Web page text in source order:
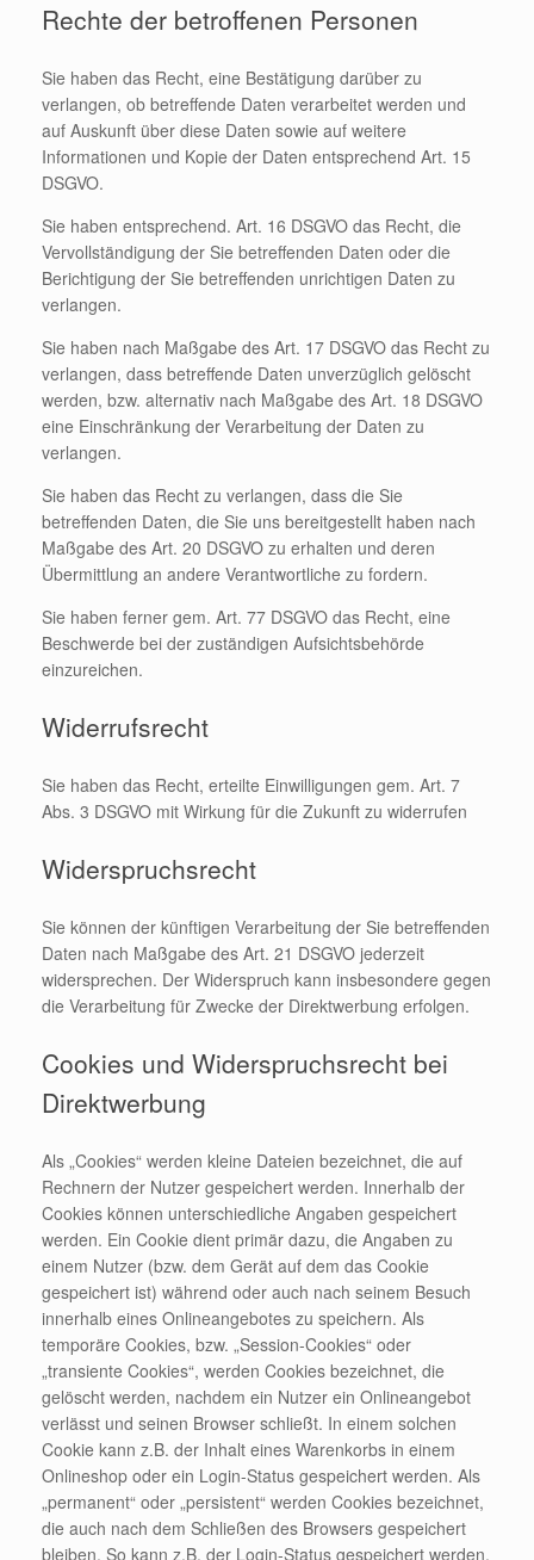
Rechte der betroffenen Personen
Sie haben das Recht, eine Bestätigung darüber zu
verlangen, ob betreffende Daten verarbeitet werden und
auf Auskunft über diese Daten sowie auf weitere
Informationen und Kopie der Daten entsprechend Art. 15
DSGVO.
Sie haben entsprechend. Art. 16 DSGVO das Recht, die
Vervollständigung der Sie betreffenden Daten oder die
Berichtigung der Sie betreffenden unrichtigen Daten zu
verlangen.
Sie haben nach Maßgabe des Art. 17 DSGVO das Recht zu
verlangen, dass betreffende Daten unverzüglich gelöscht
werden, bzw. alternativ nach Maßgabe des Art. 18 DSGVO
eine Einschränkung der Verarbeitung der Daten zu
verlangen.
Sie haben das Recht zu verlangen, dass die Sie
betreffenden Daten, die Sie uns bereitgestellt haben nach
Maßgabe des Art. 20 DSGVO zu erhalten und deren
Übermittlung an andere Verantwortliche zu fordern.
Sie haben ferner gem. Art. 77 DSGVO das Recht, eine
Beschwerde bei der zuständigen Aufsichtsbehörde
einzureichen.
Widerrufsrecht
Sie haben das Recht, erteilte Einwilligungen gem. Art. 7
Abs. 3 DSGVO mit Wirkung für die Zukunft zu widerrufen
Widerspruchsrecht
Sie können der künftigen Verarbeitung der Sie betreffenden
Daten nach Maßgabe des Art. 21 DSGVO jederzeit
widersprechen. Der Widerspruch kann insbesondere gegen
die Verarbeitung für Zwecke der Direktwerbung erfolgen.
Cookies und Widerspruchsrecht bei
Direktwerbung
Als „Cookies“ werden kleine Dateien bezeichnet, die auf
Rechnern der Nutzer gespeichert werden. Innerhalb der
Cookies können unterschiedliche Angaben gespeichert
werden. Ein Cookie dient primär dazu, die Angaben zu
einem Nutzer (bzw. dem Gerät auf dem das Cookie
gespeichert ist) während oder auch nach seinem Besuch
innerhalb eines Onlineangebotes zu speichern. Als
temporäre Cookies, bzw. „Session-Cookies“ oder
„transiente Cookies“, werden Cookies bezeichnet, die
gelöscht werden, nachdem ein Nutzer ein Onlineangebot
verlässt und seinen Browser schließt. In einem solchen
Cookie kann z.B. der Inhalt eines Warenkorbs in einem
Onlineshop oder ein Login-Status gespeichert werden. Als
„permanent“ oder „persistent“ werden Cookies bezeichnet,
die auch nach dem Schließen des Browsers gespeichert
bleiben. So kann z.B. der Login-Status gespeichert werden,